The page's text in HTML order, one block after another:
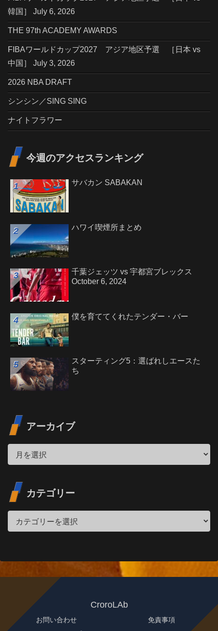
韓国］ July 6, 2026
THE 97th ACADEMY AWARDS
FIBAワールドカップ2027 アジア地区予選 ［日本 vs
中国］ July 3, 2026
2026 NBA DRAFT
シンシン／SING SING
ナイトフラワー
今週のアクセスランキング
サバカン SABAKAN
ハワイ喫煙所まとめ
千葉ジェッツ vs 宇都宮ブレックス
October 6, 2024
僕を育ててくれたテンダー・バー
スターティング5：選ばれしエースた
ち
アーカイブ
カテゴリー
CroroLAb
お問い合わせ
免責事項